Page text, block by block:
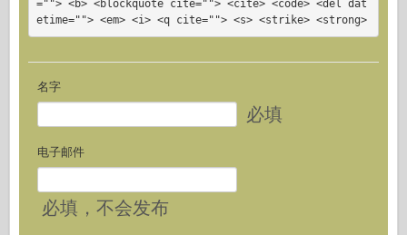
=""> <b> <blockquote cite=""> <cite> <code> <del dat
etime=""> <em> <i> <q cite=""> <s> <strike> <strong>
名字
必填
电子邮件
必填 ，不会发布